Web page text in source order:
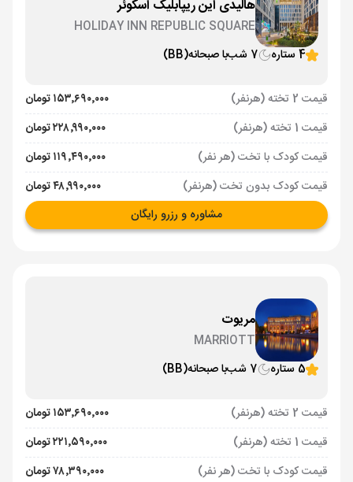
هالیدی این ریپابلیک اسکوئر
HOLIDAY INN REPUBLIC SQUARE
4 ستاره
7 شب با صبحانه(BB)
قیمت 2 تخته (هرنفر)
۱۵۳٬۶۹۰٬۰۰۰ تومان
قیمت 1 تخته (هرنفر)
۲۲۸٬۹۹۰٬۰۰۰ تومان
قیمت کودک با تخت (هر نفر)
۱۱۹٬۴۹۰٬۰۰۰ تومان
قیمت کودک بدون تخت (هرنفر)
۴۸٬۹۹۰٬۰۰۰ تومان
مشاوره و رزرو رایگان
مریوت
MARRIOTT
5 ستاره
7 شب با صبحانه(BB)
قیمت 2 تخته (هرنفر)
۱۵۳٬۶۹۰٬۰۰۰ تومان
قیمت 1 تخته (هرنفر)
۲۲۱٬۵۹۰٬۰۰۰ تومان
قیمت کودک با تخت (هر نفر)
۷۸٬۳۹۰٬۰۰۰ تومان